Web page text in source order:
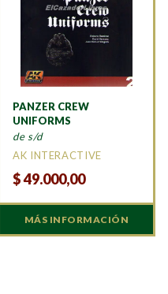
PANZER CREW
UNIFORMS
de s/d
AK INTERACTIVE
$49.000,00
MÁS INFORMACIÓN